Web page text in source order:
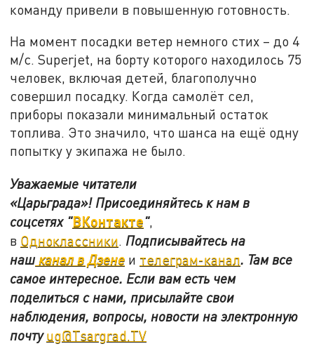
команду привели в повышенную готовность.
На момент посадки ветер немного стих – до 4
м/с. Superjet, на борту которого находилось 75
человек, включая детей, благополучно
совершил посадку. Когда самолёт сел,
приборы показали минимальный остаток
топлива. Это значило, что шанса на ещё одну
попытку у экипажа не было.
Уважаемые читатели
«Царьграда»! Присоединяйтесь к нам в
соцсетях "ВКонтакте",
в Одноклассники. Подписывайтесь на
нашканал в Дзене и телеграм-канал. Там все
самое интересное. Если вам есть чем
поделиться с нами, присылайте свои
наблюдения, вопросы, новости на электронную
почтуug@Tsargrad.TV